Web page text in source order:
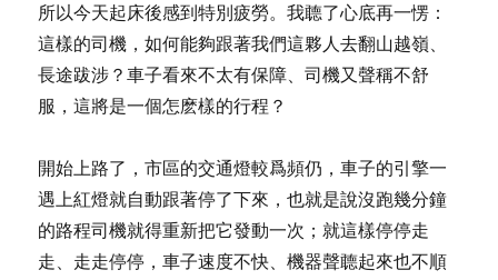
所以今天起床後感到特別疲勞。我聼了心底再一愣：
這樣的司機，如何能夠跟著我們這夥人去翻山越嶺、
長途跋涉？車子看來不太有保障、司機又聲稱不舒
服，這將是一個怎麽樣的行程？
開始上路了，市區的交通燈較爲頻仍，車子的引擎一
遇上紅燈就自動跟著停了下來，也就是說沒跑幾分鐘
的路程司機就得重新把它發動一次；就這樣停停走
走、走走停停，車子速度不快、機器聲聼起來也不順